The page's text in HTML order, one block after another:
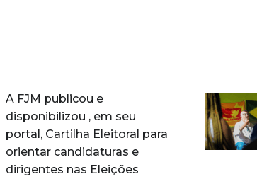
A FJM publicou e
disponibilizou , em seu
portal, Cartilha Eleitoral para
orientar candidaturas e
dirigentes nas Eleições